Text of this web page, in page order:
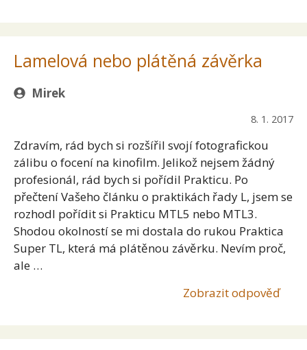
Lamelová nebo plátěná závěrka
Mirek
8. 1. 2017
Zdravím, rád bych si rozšířil svojí fotografickou
zálibu o focení na kinofilm. Jelikož nejsem žádný
profesionál, rád bych si pořídil Prakticu. Po
přečtení Vašeho článku o praktikách řady L, jsem se
rozhodl pořídit si Prakticu MTL5 nebo MTL3.
Shodou okolností se mi dostala do rukou Praktica
Super TL, která má plátěnou závěrku. Nevím proč,
ale …
Zobrazit odpověď